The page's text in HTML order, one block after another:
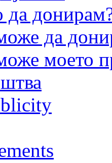
да
да
моето